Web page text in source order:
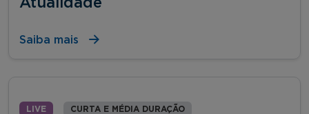
Saiba mais
LIVE CURTA E MÉDIA DURAÇÃO